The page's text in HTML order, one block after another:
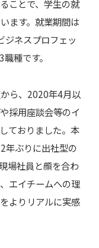
ことで、学生の就
ます。就業期間は
ジネスプロフェッ
種です。
ら、2020年4月以
採用座談会等のイ
ておりました。本
年ぶりに出社型の
場社員と顔を合わ
エイチームへの理
よりリアルに実感